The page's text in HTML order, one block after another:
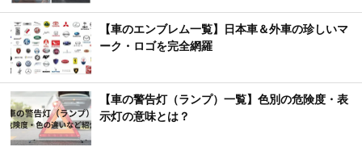
【車のエンブレム一覧】日本車＆外車の珍しいマ
ーク・ロゴを完全網羅
【車の警告灯（ランプ）一覧】色別の危険度・表
示灯の意味とは？